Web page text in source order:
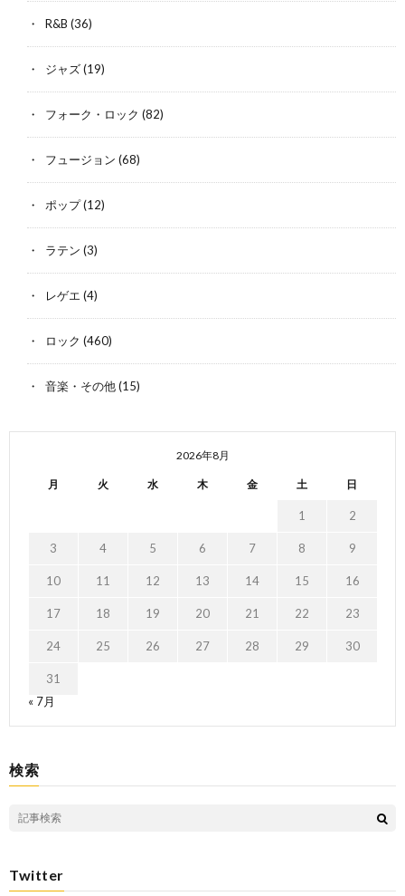
R&B (36)
ジャズ(19)
フォーク・ロック (82)
フュージョン (68)
ポップ(12)
ラテン (3)
レゲエ (4)
ロック (460)
音楽・その他(15)
2026年8月
月 火 水 木 金 土 日
1 2
3 4 5 6 7 8 9
10 11 12 13 14 15 16
17 18 19 20 21 22 23
24 25 26 27 28 29 30
31
« 7月
検索
Twitter